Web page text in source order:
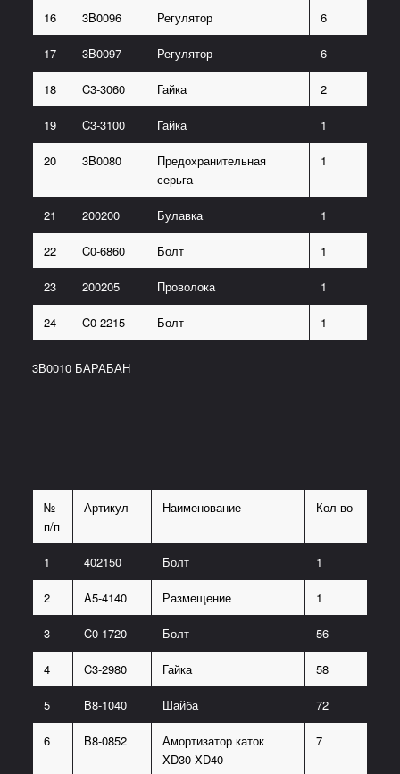
16 3B0096 Регулятор 6
17 3B0097 Регулятор 6
18 C3-3060 Гайка 2
19 C3-3100 Гайка 1
20 3B0080
Предохранительная
серьга
1
21 200200 Булавка 1
22 C0-6860 Болт 1
23 200205 Проволока 1
24 C0-2215 Болт 1
3В0010 БАРАБАН
№
п/п
Артикул Наименование Кол-во
1 402150 Болт 1
2 A5-4140 Размещение 1
3 C0-1720 Болт 56
4 C3-2980 Гайка 58
5 B8-1040 Шайба 72
6 B8-0852
Амортизатор каток
XD30-XD40
7